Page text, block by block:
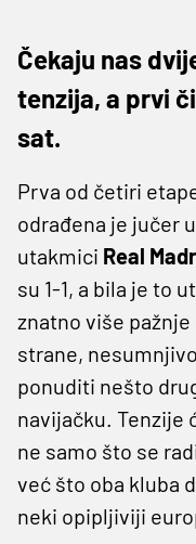
Čekaju nas
tenzija, a prvi
sat.
Prva od četiri
odrađena je jučer
utakmici Real
su 1-1, a bila je to
znatno više
strane,
ponuditi nešto
navijačku. Tenzije
ne samo što se
već što oba kluba
neki opipljiviji